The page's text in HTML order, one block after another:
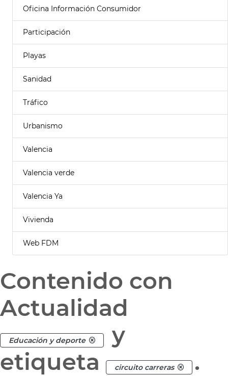
Oficina Información Consumidor
Participación
Playas
Sanidad
Tráfico
Urbanismo
Valencia
Valencia verde
Valencia Ya
Vivienda
Web FDM
Contenido con
Actualidad
Educación y deporte
y
etiqueta
circuito carreras .